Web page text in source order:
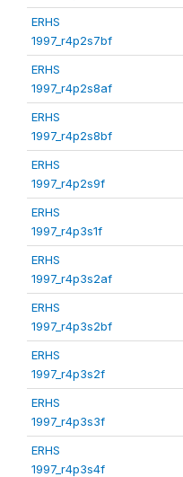
ERHS
1997_r4p2s7bf
ERHS
1997_r4p2s8af
ERHS
1997_r4p2s8bf
ERHS
1997_r4p2s9f
ERHS
1997_r4p3s1f
ERHS
1997_r4p3s2af
ERHS
1997_r4p3s2bf
ERHS
1997_r4p3s2f
ERHS
1997_r4p3s3f
ERHS
1997_r4p3s4f